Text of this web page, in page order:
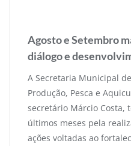
Agosto e Setembro
diálogo e
A Secretaria Municipal
Produção, Pesca e
secretário Márcio Costa,
últimos meses pela
ações voltadas ao